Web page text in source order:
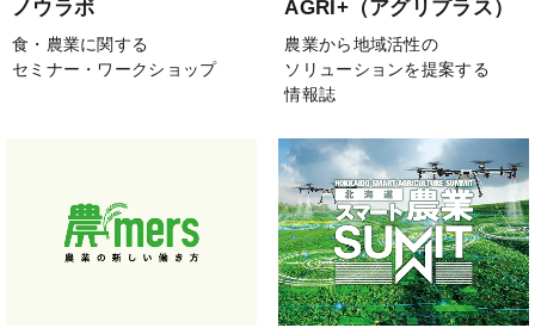
ノウラボ
食・農業に関する
セミナー・ワークショップ
AGRI+（アグリプラス）
農業から地域活性の
ソリューションを提案する
情報誌